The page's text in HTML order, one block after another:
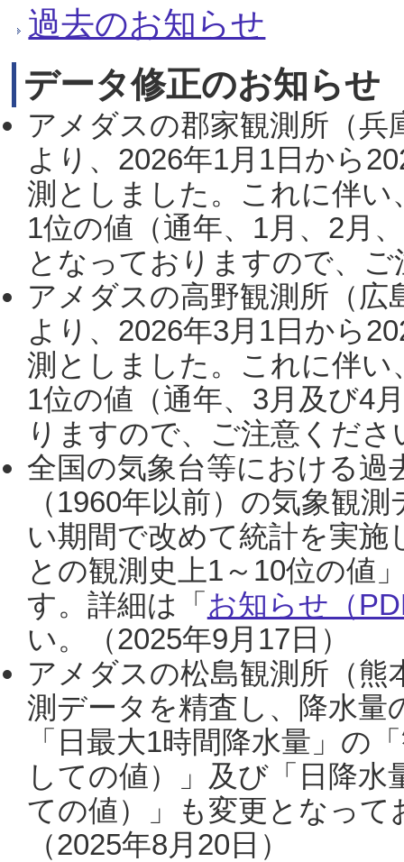
過去のお知らせ
データ修正のお知らせ
アメダスの郡家観測所（
より、2026年1月1日から
測としました。これに伴い
1位の値（通年、1月、2月
となっておりますので、
アメダスの高野観測所（
より、2026年3月1日から
測としました。これに伴い
1位の値（通年、3月及び4
りますので、ご注意くだ
全国の気象台等における過
（1960年以前）の気象観
い期間で改めて統計を実
との観測史上1～10位の値
す。詳細は「 お知らせ（
い。（2025年9月17日）
アメダスの松島観測所（熊
測データを精査し、降水
「日最大1時間降水量」の
しての値）」及び「日降
ての値）」も変更となっ
（2025年8月20日）